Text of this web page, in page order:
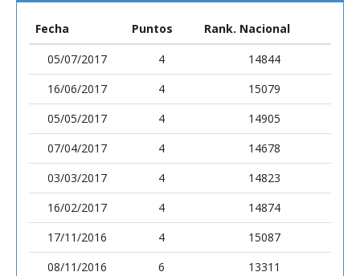
Fecha Puntos
Rank. Nacional
05/07/2017
4
14844
16/06/2017
4
15079
05/05/2017
4
14905
07/04/2017
4
14678
03/03/2017
4
14823
16/02/2017
4
14874
17/11/2016
4
15087
08/11/2016
6
13311